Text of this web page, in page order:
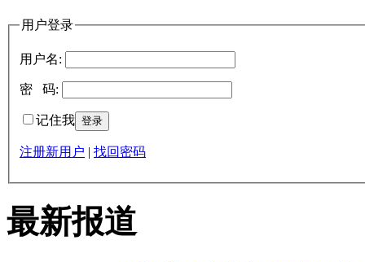
用户登录
用户名:
密 码:
记住我
注册新用户 找回密码
最新报道